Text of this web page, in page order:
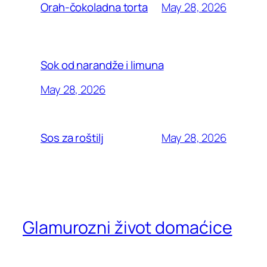
Orah-čokoladna torta May 28, 2026
Sok od narandže i limuna
May 28, 2026
Sos za roštilj May 28, 2026
Glamurozni život domaćice